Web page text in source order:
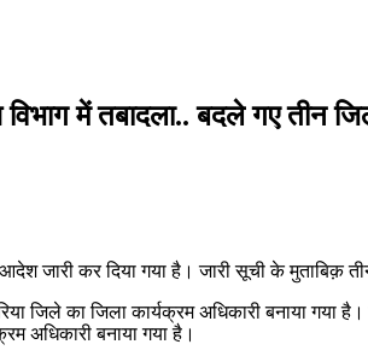
में तबादला.. बदले गए तीन
जारी कर दिया गया है। जारी सूची के मुताबिक़
जिले का जिला कार्यक्रम अधिकारी बनाया गया
अधिकारी बनाया गया है।